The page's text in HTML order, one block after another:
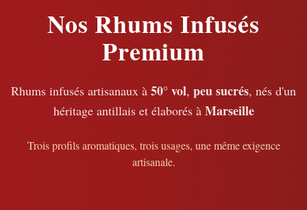
Nos Rhums Infusés
Premium
Rhums infusés artisanaux à 50° vol, peu sucrés, nés d'un
héritage antillais et élaborés à Marseille
Trois profils aromatiques, trois usages, une même exigence
artisanale.